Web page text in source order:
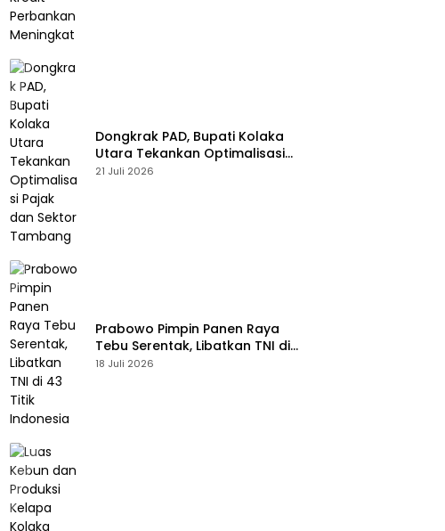
Dongkrak PAD, Bupati Kolaka
Utara Tekankan Optimalisasi
Pajak dan Sektor Tambang
21 Juli 2026
Prabowo Pimpin Panen Raya
Tebu Serentak, Libatkan TNI di
43 Titik Indonesia
18 Juli 2026